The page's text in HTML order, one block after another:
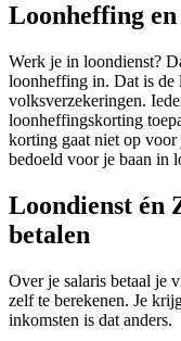
Loonheffing
Werk je in loondienst?
loonheffing in. Dat is de
volksverzekeringen.
loonheffingskorting
korting gaat niet op voor
bedoeld voor je baan in
Loondienst én
betalen
Over je salaris betaal je
zelf te berekenen. Je
inkomsten is dat anders.